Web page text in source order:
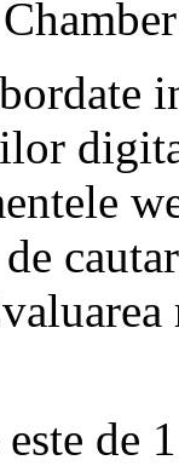
de